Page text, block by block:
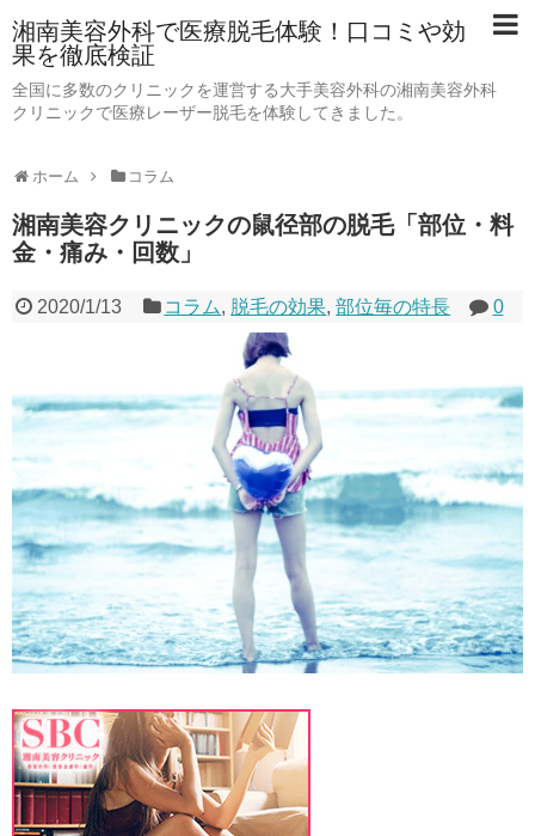
湘南美容外科で医療脱毛体験！口コミや効
果を徹底検証
全国に多数のクリニックを運営する大手美容外科の湘南美容外科
クリニックで医療レーザー脱毛を体験してきました。
ホーム コラム
湘南美容クリニックの鼠径部の脱毛「部位・料
金・痛み・回数」
2020/1/13 コラム, 脱毛の効果,部位毎の特長 0